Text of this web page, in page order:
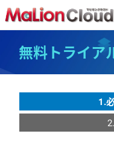
無料トライア
1.